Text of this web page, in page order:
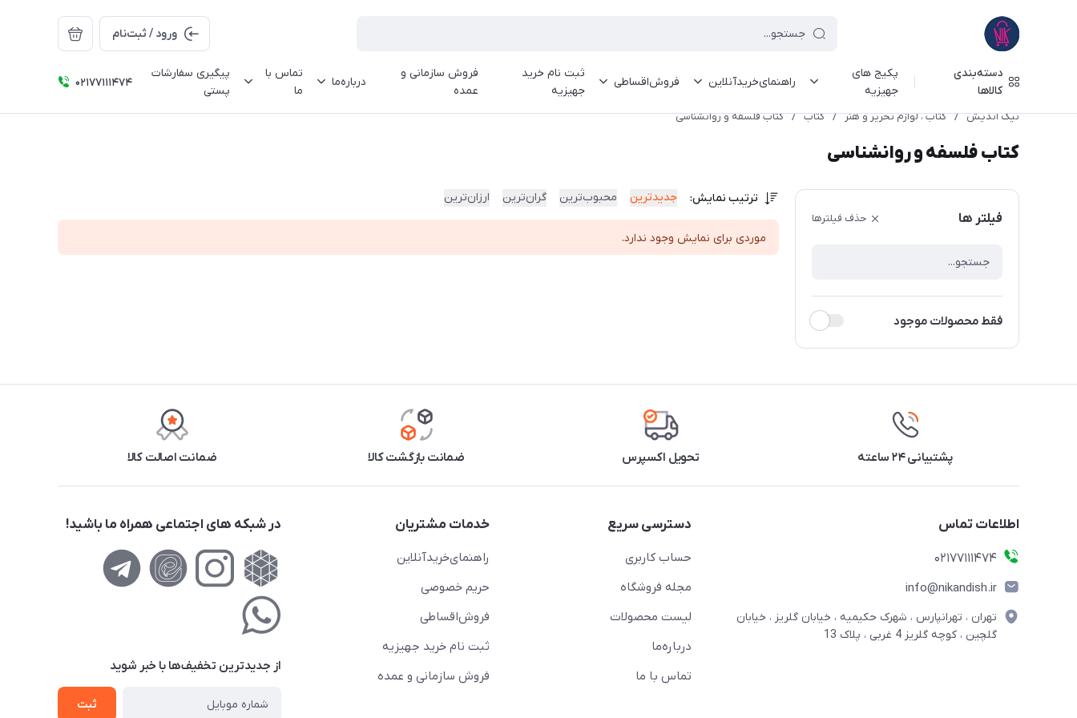
ورود / ثبت‌نام
دسته‌بندی
کالاها
پکیج های
جهیزیه
راهنمای‌خرید‌آنلاین فروش‌اقساطی
ثبت نام خرید
جهیزیه
فروش سازمانی و
عمده
درباره‌ما
تماس با
ما
پیگیری سفارشات
پستی
02177111474
نیک اندیش / کتاب ، لوازم تحریر و هنر / کتاب / کتاب فلسفه و روانشناسی
کتاب فلسفه و روانشناسی
فیلتر ها حذف فیلترها
فقط محصولات موجود
ترتیب نمایش: جدیدترین محبوب‌ترین گران‌ترین ارزان‌ترین
موردی برای نمایش وجود ندارد.
پشتیبانی ۲۴ ساعته تحویل اکسپرس ضمانت بازگشت کالا ضمانت اصالت کالا
اطلاعات تماس
02177111474
info@nikandish.ir
تهران ، تهرانپارس ، شهرک حکیمیه ، خیابان گلریز ، خیابان
گلچین ، کوچه گلریز 4 غربی ، پلاک 13
دسترسی سریع
حساب کاربری
مجله فروشگاه
لیست محصولات
درباره‌ما
تماس با ما
خدمات مشتریان
راهنمای‌خرید‌آنلاین
حریم خصوصی
فروش‌اقساطی
ثبت نام خرید جهیزیه
فروش سازمانی و عمده
در شبکه های اجتماعی همراه ما باشید!
از جدید‌ترین تخفیف‌ها با‌ خبر شوید
ثبت